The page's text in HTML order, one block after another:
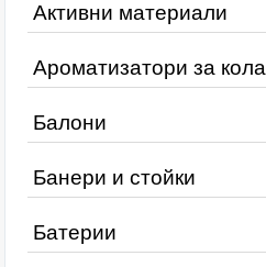
Активни материали
Ароматизатори за кола
Балони
Банери и стойки
Батерии